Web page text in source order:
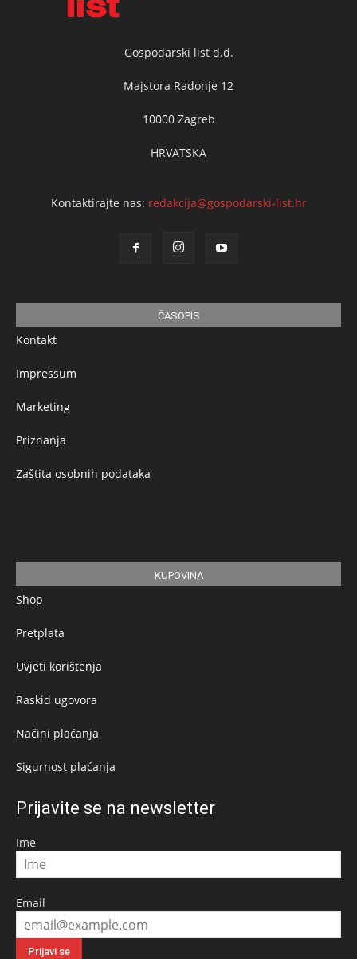
Gospodarski list d.d.
Majstora Radonje 12
10000 Zagreb
HRVATSKA
Kontaktirajte nas: redakcija@gospodarski-list.hr
ČASOPIS
Kontakt
Impressum
Marketing
Priznanja
Zaštita osobnih podataka
KUPOVINA
Shop
Pretplata
Uvjeti korištenja
Raskid ugovora
Načini plaćanja
Sigurnost plaćanja
Prijavite se na newsletter
Ime
Email